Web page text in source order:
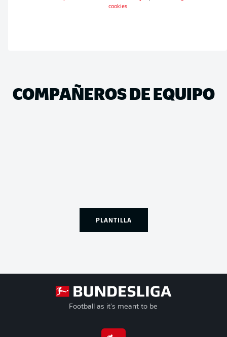
cookies
COMPAÑEROS DE EQUIPO
PLANTILLA
Football as it's meant to be